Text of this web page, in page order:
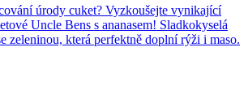
úrody cuket? Vyzkoušejte vynikající
Uncle Bens s ananasem! Sladkokyselá
zeleninou, která perfektně doplní rýži i maso.